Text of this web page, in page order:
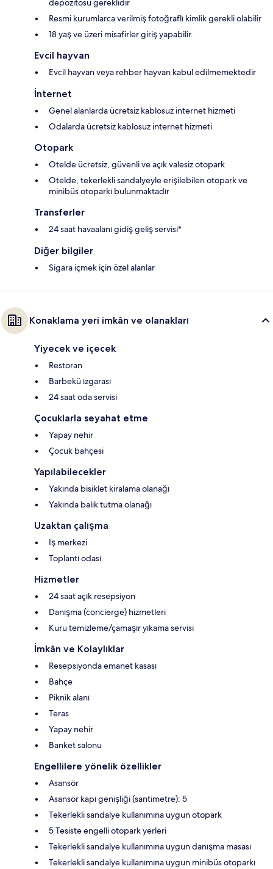
depozitosu gereklidir
Resmi kurumlarca verilmiş fotoğraflı kimlik gerekli olabilir
18 yaş ve üzeri misafirler giriş yapabilir.
Evcil hayvan
Evcil hayvan veya rehber hayvan kabul edilmemektedir
İnternet
Genel alanlarda ücretsiz kablosuz internet hizmeti
Odalarda ücretsiz kablosuz internet hizmeti
Otopark
Otelde ücretsiz, güvenli ve açık valesiz otopark
Otelde, tekerlekli sandalyeyle erişilebilen otopark ve
minibüs otoparkı bulunmaktadır
Transferler
24 saat havaalanı gidiş geliş servisi*
Diğer bilgiler
Sigara içmek için özel alanlar
Konaklama yeri imkân ve olanakları
Yiyecek ve içecek
Restoran
Barbekü ızgarası
24 saat oda servisi
Çocuklarla seyahat etme
Yapay nehir
Çocuk bahçesi
Yapılabilecekler
Yakında bisiklet kiralama olanağı
Yakında balık tutma olanağı
Uzaktan çalışma
Iş merkezi
Toplantı odası
Hizmetler
24 saat açık resepsiyon
Danışma (concierge) hizmetleri
Kuru temizleme/çamaşır yıkama servisi
İmkân ve Kolaylıklar
Resepsiyonda emanet kasası
Bahçe
Piknik alanı
Teras
Yapay nehir
Banket salonu
Engellilere yönelik özellikler
Asansör
Asansör kapı genişliği (santimetre): 5
Tekerlekli sandalye kullanımına uygun otopark
5 Tesiste engelli otopark yerleri
Tekerlekli sandalye kullanımına uygun danışma masası
Tekerlekli sandalye kullanımına uygun minibüs otoparkı